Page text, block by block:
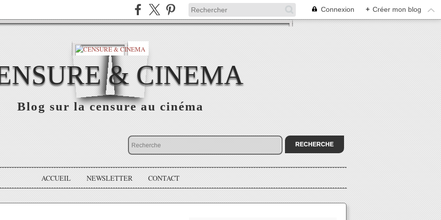
Connexion + Créer mon blog
& CINEMA
Blog sur la censure au cinéma
ACCUEIL NEWSLETTER CONTACT